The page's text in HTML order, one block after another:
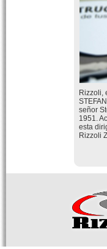
Rizzoli,
señor
1951.
esta
Rizzoli